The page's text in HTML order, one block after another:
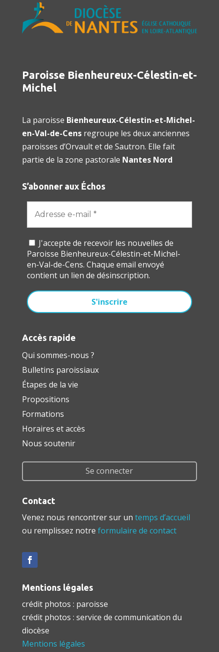
Paroisse Bienheureux-Célestin-et-
Michel
La paroisse Bienheureux-Célestin-et-Michel-
en-Val-de-Censregroupe les deux anciennes
paroisses d’Orvault et de Sautron. Elle fait
partie de la zone pastorale Nantes Nord
S’abonner aux Échos
J'accepte de recevoir les nouvelles de
Paroisse Bienheureux-Célestin-et-Michel-
en-Val-de-Cens. Chaque email envoyé
contient un lien de désinscription.
Accès rapide
Qui sommes-nous ?
Bulletins paroissiaux
Étapes de la vie
Propositions
Formations
Horaires et accès
Nous soutenir
Se connecter
Contact
Venez nous rencontrer sur un temps d’accueil
ou remplissez notre formulaire de contact
Mentions légales
crédit photos : paroisse
crédit photos : service de communication du
diocèse
Mentions légales